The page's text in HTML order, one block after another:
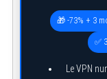
🎁 -73% + 3
✅
Le VPN
r